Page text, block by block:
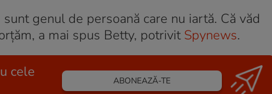
genul de persoană care nu iartă. Că văd
a mai spus Betty, potrivit Spynews.
cele
ABONEAZĂ-TE